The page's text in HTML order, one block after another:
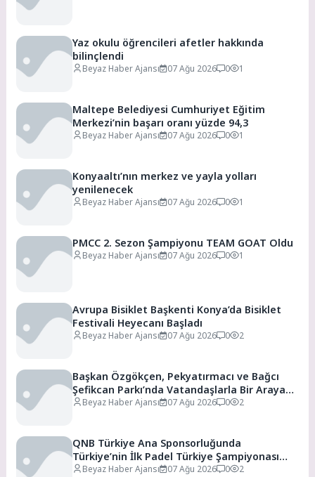
Yaz okulu öğrencileri afetler hakkında
bilinçlendi
Beyaz Haber Ajansı 07 Ağu 2026 0 1
Maltepe Belediyesi Cumhuriyet Eğitim
Merkezi’nin başarı oranı yüzde 94,3
Beyaz Haber Ajansı 07 Ağu 2026 0 1
Konyaaltı’nın merkez ve yayla yolları
yenilenecek
Beyaz Haber Ajansı 07 Ağu 2026 0 1
PMCC 2. Sezon Şampiyonu TEAM GOAT Oldu
Beyaz Haber Ajansı 07 Ağu 2026 0 1
Avrupa Bisiklet Başkenti Konya’da Bisiklet
Festivali Heyecanı Başladı
Beyaz Haber Ajansı 07 Ağu 2026 0 2
Başkan Özgökçen, Pekyatırmacı ve Bağcı
Şefikcan Parkı’nda Vatandaşlarla Bir Araya
Geldi
Beyaz Haber Ajansı 07 Ağu 2026 0 2
QNB Türkiye Ana Sponsorluğunda
Türkiye’nin İlk Padel Türkiye Şampiyonası
Başlıyor
Beyaz Haber Ajansı 07 Ağu 2026 0 2